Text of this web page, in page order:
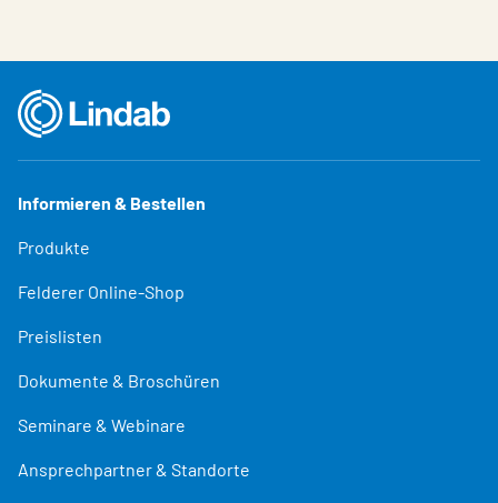
Informieren & Bestellen
Produkte
Felderer Online-Shop
Preislisten
Dokumente & Broschüren
Seminare & Webinare
Ansprechpartner & Standorte